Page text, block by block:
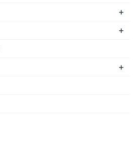
+
+
+